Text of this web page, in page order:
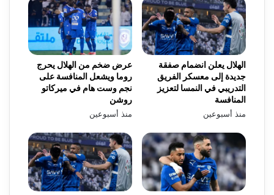
عرض ضخم من الهلال يحرج
روما ويشعل المنافسة على
نجم وست هام في ميركاتو
روشن
منذ أسبوعين
الهلال يعلن انضمام صفقة
جديدة إلى معسكر الفريق
التدريبي في النمسا لتعزيز
المنافسة
منذ أسبوعين